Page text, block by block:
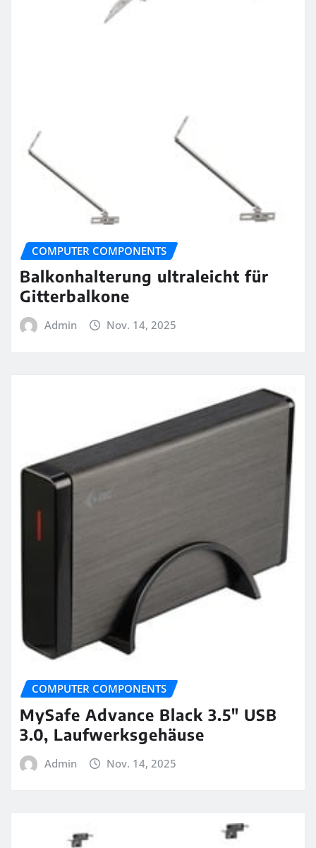
COMPUTER COMPONENTS
Balkonhalterung ultraleicht für
Gitterbalkone
Admin Nov. 14, 2025
COMPUTER COMPONENTS
MySafe Advance Black 3.5″ USB
3.0, Laufwerksgehäuse
Admin Nov. 14, 2025